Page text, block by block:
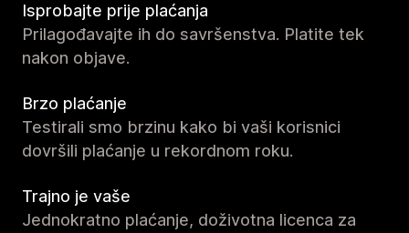
Isprobajte prije plaćanja
Prilagođavajte ih do savršenstva. Platite tek
nakon objave.
Brzo plaćanje
Testirali smo brzinu kako bi vaši korisnici
dovršili plaćanje u rekordnom roku.
Trajno je vaše
Jednokratno plaćanje, doživotna licenca za